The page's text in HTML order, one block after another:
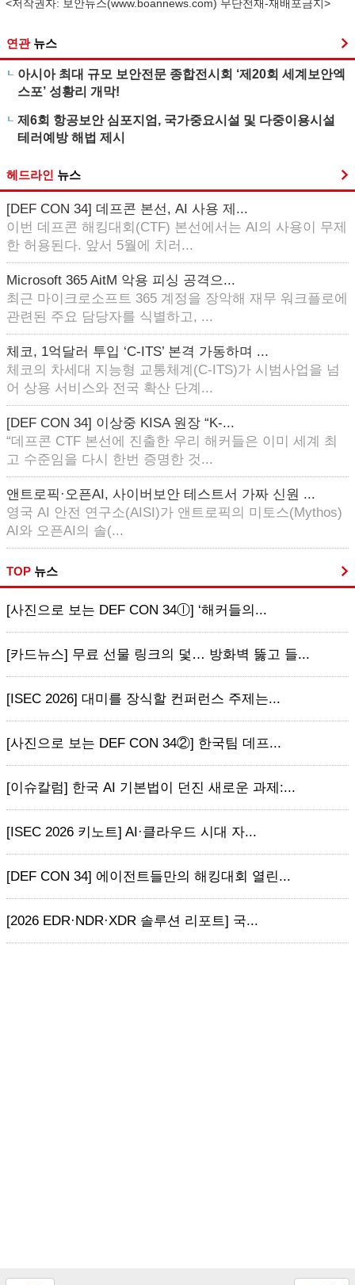
<저작권자: 보안뉴스(www.boannews.com) 무단전재-재배포금지>
연관 뉴스
아시아 최대 규모 보안전문 종합전시회 ‘제20회 세계보안엑
스포’ 성황리 개막!
제6회 항공보안 심포지엄, 국가중요시설 및 다중이용시설
테러예방 해법 제시
헤드라인 뉴스
[DEF CON 34] 데프콘 본선, AI 사용 제...
이번 데프콘 해킹대회(CTF) 본선에서는 AI의 사용이 무제
한 허용된다. 앞서 5월에 치러...
Microsoft 365 AitM 악용 피싱 공격으...
최근 마이크로소프트 365 계정을 장악해 재무 워크플로에
관련된 주요 담당자를 식별하고, ...
체코, 1억달러 투입 ‘C-ITS’ 본격 가동하며 ...
체코의 차세대 지능형 교통체계(C-ITS)가 시범사업을 넘
어 상용 서비스와 전국 확산 단계...
[DEF CON 34] 이상중 KISA 원장 “K-...
“데프콘 CTF 본선에 진출한 우리 해커들은 이미 세계 최
고 수준임을 다시 한번 증명한 것...
앤트로픽·오픈AI, 사이버보안 테스트서 가짜 신원 ...
영국 AI 안전 연구소(AISI)가 앤트로픽의 미토스(Mythos)
AI와 오픈AI의 솔(...
TOP 뉴스
[사진으로 보는 DEF CON 34ⓛ] ‘해커들의...
[카드뉴스] 무료 선물 링크의 덫… 방화벽 뚫고 들...
[ISEC 2026] 대미를 장식할 컨퍼런스 주제는...
[사진으로 보는 DEF CON 34②] 한국팀 데프...
[이슈칼럼] 한국 AI 기본법이 던진 새로운 과제:...
[ISEC 2026 키노트] AI·클라우드 시대 자...
[DEF CON 34] 에이전트들만의 해킹대회 열린...
[2026 EDR·NDR·XDR 솔루션 리포트] 국...